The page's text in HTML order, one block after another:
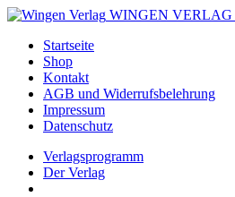
WINGEN VERLAG
Startseite
Shop
Kontakt
AGB und Widerrufsbelehrung
Impressum
Datenschutz
Verlagsprogramm
Der Verlag